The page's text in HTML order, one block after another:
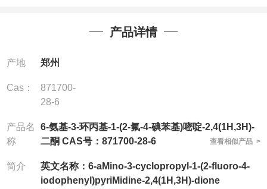
产品详情
产地 郑州
Cas：
871700-
28-6
产品名
称
6-氨基-3-环丙基-1-(2-氟-4-碘苯基)嘧啶-2,4(1H,3H)-
二酮 CAS号：871700-28-6
查看相似产品 >
简介 英文名称： 6-aMino-3-cyclopropyl-1-(2-fluoro-4-
iodophenyl)pyriMidine-2,4(1H,3H)-dione